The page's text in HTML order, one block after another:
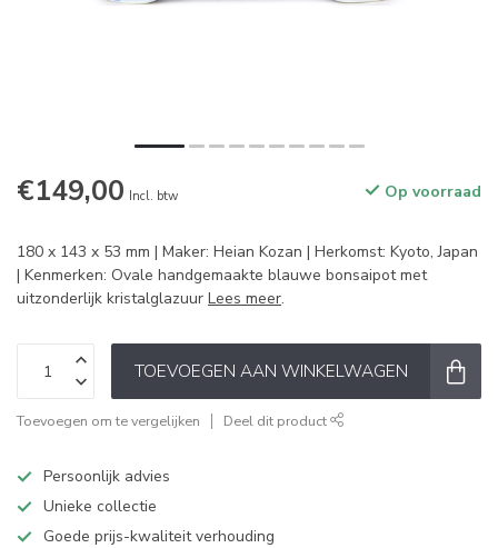
€149,00 Incl. btw Op voorraad
180 x 143 x 53 mm | Maker: Heian Kozan | Herkomst: Kyoto, Japan
| Kenmerken: Ovale handgemaakte blauwe bonsaipot met
uitzonderlijk kristalglazuur Lees meer.
TOEVOEGEN AAN WINKELWAGEN
Toevoegen om te vergelijken Deel dit product
Persoonlijk advies
Unieke collectie
Goede prijs-kwaliteit verhouding